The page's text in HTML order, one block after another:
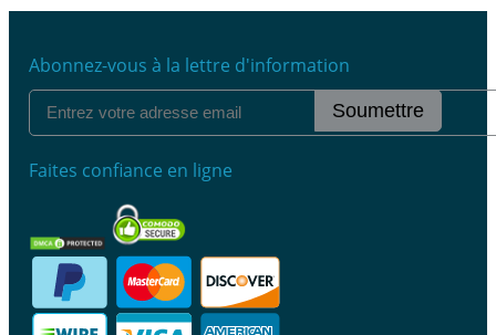
Abonnez-vous à la lettre d'information
Soumettre
Faites confiance en ligne